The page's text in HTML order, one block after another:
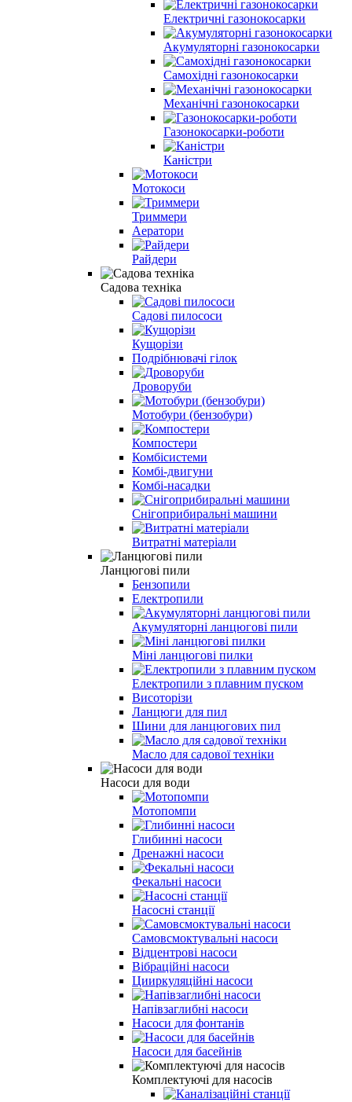
Електричні газонокосарки
Акумуляторні газонокосарки
Самохідні газонокосарки
Механічні газонокосарки
Газонокосарки-роботи
Каністри
Мотокоси
Триммери
Аератори
Райдери
Садова техніка
Садові пилососи
Кущорізи
Подрібнювачі гілок
Дроворуби
Мотобури (бензобури)
Компостери
Комбісистеми
Комбі-двигуни
Комбі-насадки
Снігоприбиральні машини
Витратні матеріали
Ланцюгові пили
Бензопили
Електропили
Акумуляторні ланцюгові пили
Міні ланцюгові пилки
Електропили з плавним пуском
Висоторізи
Ланцюги для пил
Шини для ланцюгових пил
Масло для садової техніки
Насоси для води
Мотопомпи
Глибинні насоси
Дренажні насоси
Фекальні насоси
Насосні станції
Самовсмоктувальні насоси
Відцентрові насоси
Вібраційні насоси
Цииркуляційні насоси
Напівзаглибні насоси
Насоси для фонтанів
Насоси для басейнів
Комплектуючі для насосів